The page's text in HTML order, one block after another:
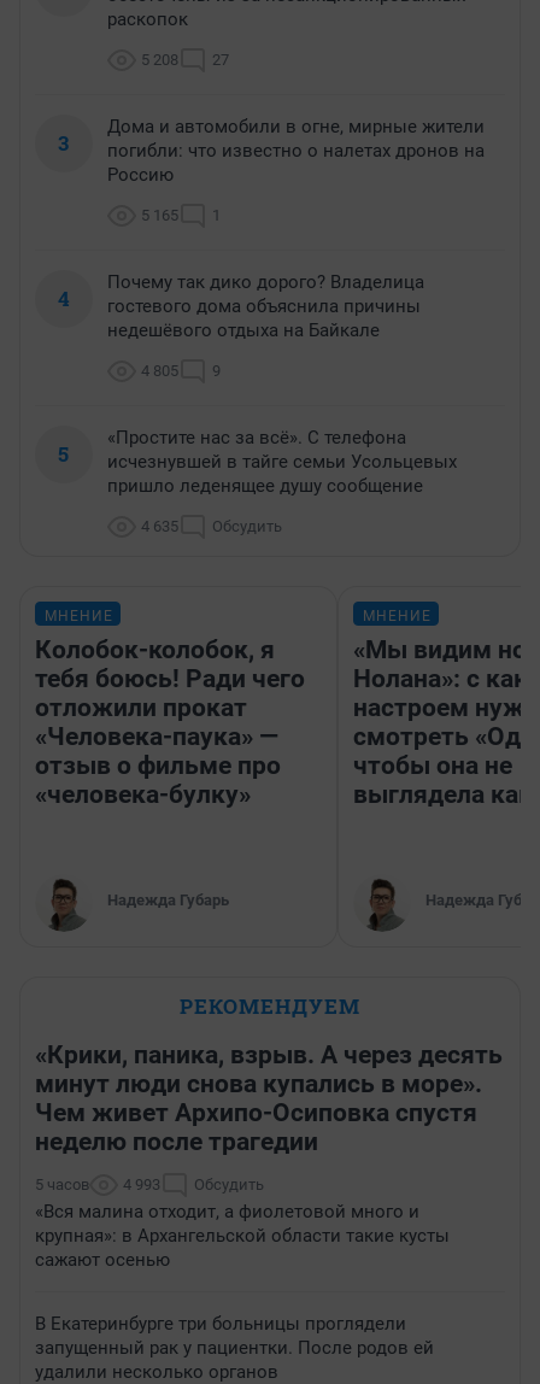
раскопок
5 208 27
3
Дома и автомобили в огне, мирные жители
погибли: что известно о налетах дронов на
Россию
5 165 1
4
Почему так дико дорого? Владелица
гостевого дома объяснила причины
недешёвого отдыха на Байкале
4 805 9
5
«Простите нас за всё». С телефона
исчезнувшей в тайге семьи Усольцевых
пришло леденящее душу сообщение
4 635 Обсудить
МНЕНИЕ
Колобок-колобок, я
тебя боюсь! Ради чего
отложили прокат
«Человека-паука» —
отзыв о фильме про
«человека-булку»
Надежда Губарь
МНЕНИЕ
«Мы видим
Нолана»: с
настроем
смотреть
чтобы она не
выглядела как
Надежда
РЕКОМЕНДУЕМ
«Крики, паника, взрыв. А через десять
минут люди снова купались в море».
Чем живет Архипо-Осиповка спустя
неделю после трагедии
5 часов 4 993 Обсудить
«Вся малина отходит, а фиолетовой много и
крупная»: в Архангельской области такие кусты
сажают осенью
В Екатеринбурге три больницы проглядели
запущенный рак у пациентки. После родов ей
удалили несколько органов